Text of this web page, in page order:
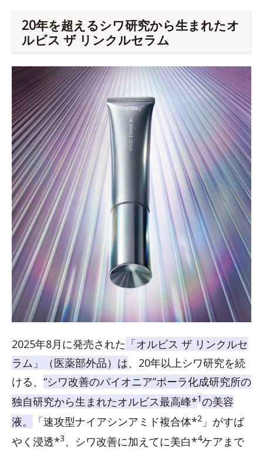
20年を超えるシワ研究から生まれたオ
ルビス ザ リンクルセラム
2025年8月に発売された 「オルビス ザ リンクルセ
ラム」（医薬部外品）は、20年以上シワ研究を続
ける、 “シワ改善のパイオニア”ポーラ化成研究所の
独自研究から生まれたオルビス最高峰*1の美容
液。
「速攻型ナイアシンアミド複合体*2 」がすば
やく浸透*3、シワ改善に加えてに美白*4ケアまで